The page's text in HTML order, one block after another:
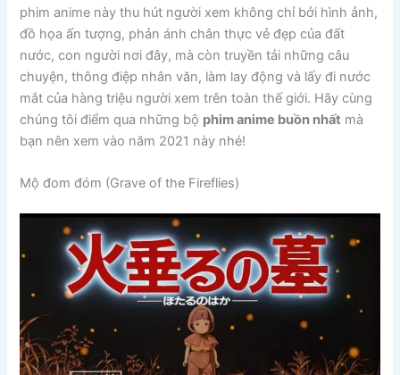
phim anime này thu hút người xem không chỉ bởi hình ảnh,
đồ họa ấn tượng, phản ánh chân thực vẻ đẹp của đất
nước, con người nơi đây, mà còn truyền tải những câu
chuyện, thông điệp nhân văn, làm lay động và lấy đi nước
mắt của hàng triệu người xem trên toàn thế giới. Hãy cùng
chúng tôi điểm qua những bộ phim anime buồn nhất mà
bạn nên xem vào năm 2021 này nhé!
Mộ đom đóm (Grave of the Fireflies)